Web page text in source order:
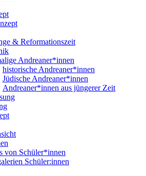
& Reformationszeit
Andreaner*innen
historische Andreaner*innen
Jüdische Andreaner*innen
Andreaner*innen aus jüngerer Zeit
von Schüler*innen
Schüler:innen